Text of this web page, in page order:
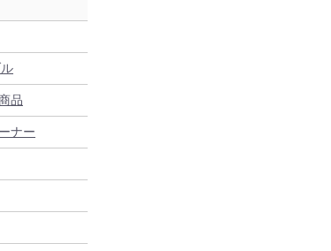
品
ナー